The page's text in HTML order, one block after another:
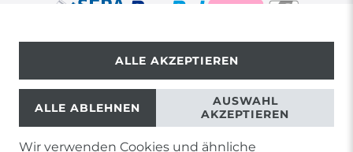
© Copyright 2026 | Alle Rechte vorbehalten.
Wir verwenden Cookies und ähnliche
ALLE AKZEPTIEREN
ALLE ABLEHNEN
AUSWAHL
AKZEPTIEREN